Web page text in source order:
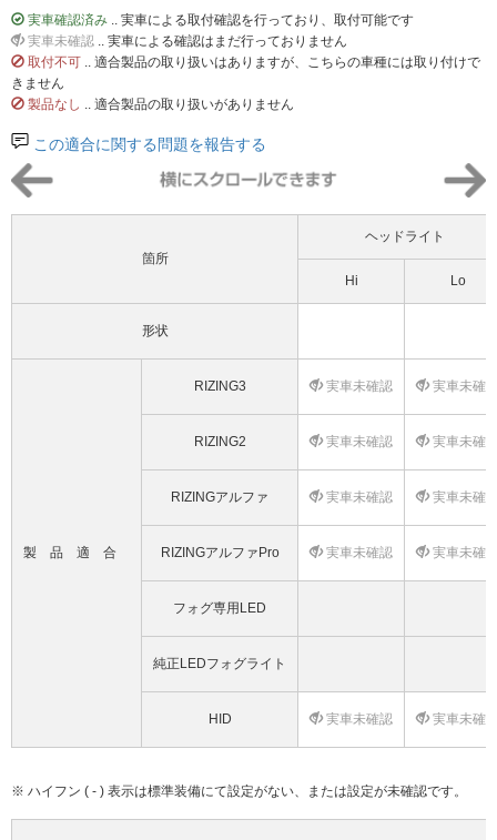
実車確認済み .. 実車による取付確認を行っており、取付可能です
実車未確認 .. 実車による確認はまだ行っておりません
取付不可 .. 適合製品の取り扱いはありますが、こちらの車種には取り付けで
きません
製品なし .. 適合製品の取り扱いがありません
この適合に関する問題を報告する
箇所
ヘッドライト
Hi Lo
形状
製品適合
RIZING3 実車未確認 実車未確
RIZING2 実車未確認 実車未確
RIZINGアルファ 実車未確認 実車未確
RIZINGアルファPro 実車未確認 実車未確
フォグ専用LED
純正LEDフォグライト
HID 実車未確認 実車未確
※ ハイフン ( - ) 表示は標準装備にて設定がない、または設定が未確認です。